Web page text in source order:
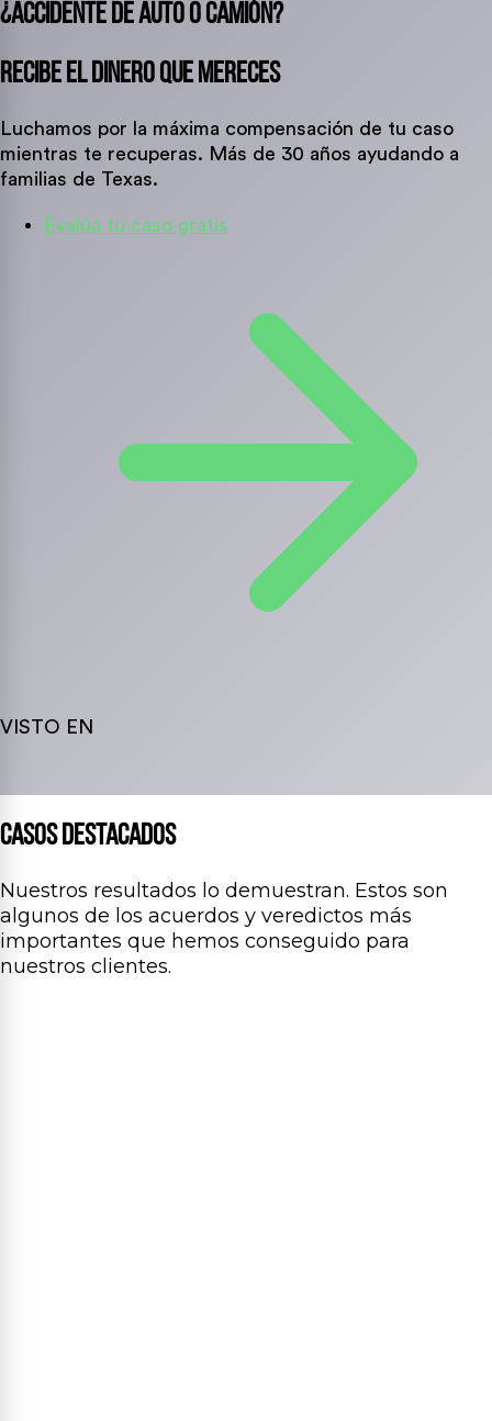
¿Accidente de Auto o Camión?
Recibe El Dinero Que Mereces
Luchamos por la máxima compensación de tu caso
mientras te recuperas. Más de 30 años ayudando a
familias de Texas.
Evalúa tu caso gratis
VISTO EN
CASOS DESTACADOS
Nuestros resultados lo demuestran. Estos son
algunos de los acuerdos y veredictos más
importantes que hemos conseguido para
nuestros clientes.